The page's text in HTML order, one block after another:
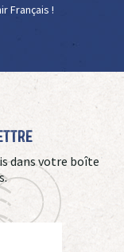
Français !
dans votre boîte